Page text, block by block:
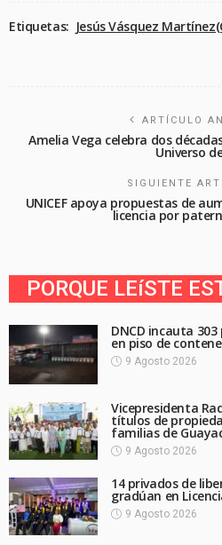
Etiquetas: Jesús Vásquez
ARTÍCULO
Amelia Vega celebra dos
Universo
SIGUIENTE
UNICEF apoya propuestas de
licencia por
PORQUE LEíSTE
DNCD incauta
en piso de
9 Agosto 2026
Vicepresidenta
títulos de
familias de
9 Agosto 2026
14 privados de
gradúan en
9 Agosto 2026